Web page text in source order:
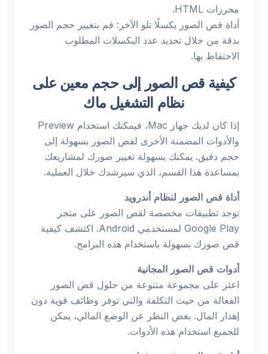
محررات HTML.
أداة قص الصور بكسلًا تلو الآخر: قم بتغيير حجم الصور
بدقة من خلال تحديد عدد البكسلات المطلوب
الاحتفاظ بها.
كيفية قص الصور إلى حجم معين على
نظام التشغيل ماك
إذا كان لديك جهاز Mac، فيمكنك استخدام Preview
والأدوات المضمنة الأخرى لقص الصور بسهولة إلى
حجم دقيق. يمكنك بسهولة تغيير صورك لمشاريعك
بمساعدة هذا القسم، الذي سيرشدك خلال العملية.
أداة قص الصور لنظام أندرويد
توجد تطبيقات مخصصة لقص الصور على متجر
Google Play لمستخدمي Android. اكتشف كيفية
قص صورك بسهولة باستخدام هذه البرامج.
أدوات قص الصور المجانية
اعثر على مجموعة متنوعة من حلول قص الصور
الفعالة من حيث التكلفة والتي توفر وظائف قوية دون
إهدار المال. بغض النظر عن الوضع المالي، يمكن
للجميع استخدام هذه الأدوات.